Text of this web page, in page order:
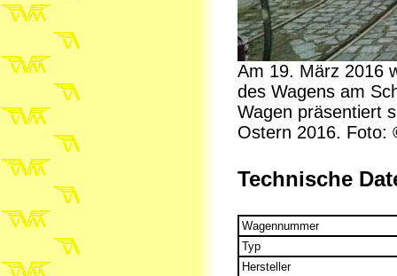
Am 19. März 2016
des Wagens am
Wagen präsentiert
Ostern 2016. Foto:
Technische
Wagennummer
Typ
Hersteller